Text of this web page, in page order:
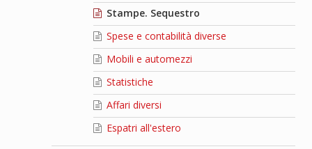
Stampe. Sequestro
Spese e contabilità diverse
Mobili e automezzi
Statistiche
Affari diversi
Espatri all'estero